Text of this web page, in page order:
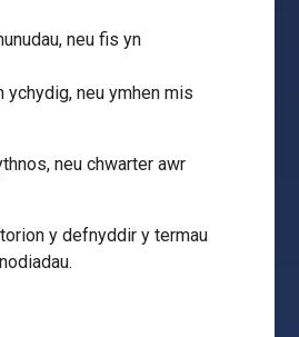
neu fis yn
ychydig, neu ymhen mis
neu chwarter awr
y defnyddir y termau